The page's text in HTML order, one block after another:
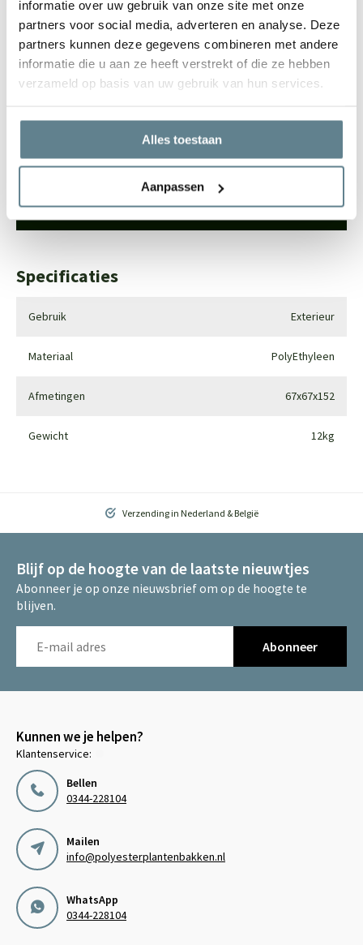
informatie over uw gebruik van onze site met onze
partners voor social media, adverteren en analyse. Deze
partners kunnen deze gegevens combineren met andere
informatie die u aan ze heeft verstrekt of die ze hebben
verzameld op basis van uw gebruik van hun services.
Alles toestaan
Aanpassen
We staan voor je klaar
Wil je advies of heb je een vraag? Neem contact op met ons
team!
Start chat
Bel0344-228104
info@polyesterplantenbakken.nl
Specificaties
Gebruik Exterieur
Materiaal PolyEthyleen
Afmetingen 67x67x152
Gewicht 12kg
Verzending in Nederland & België
Blijf op de hoogte van de laatste nieuwtjes
Abonneer je op onze nieuwsbrief om op de hoogte te
blijven.
Abonneer
Kunnen we je helpen?
Klantenservice:
Bellen
0344-228104
Mailen
info@polyesterplantenbakken.nl
WhatsApp
0344-228104